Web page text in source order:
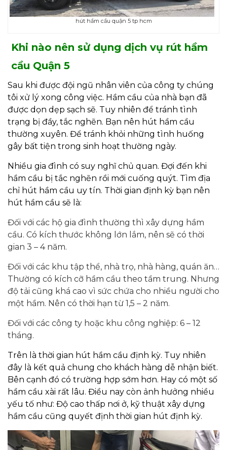
hút hầm cầu quận 5 tp hcm
Khi nào nên sử dụng dịch vụ rút hầm
cầu Quận 5
Sau khi được đội ngũ nhân viên của công ty chúng
tôi xử lý xong công việc. Hầm cầu của nhà bạn đã
được dọn dẹp sạch sẽ. Tuy nhiên để tránh tình
trạng bị đầy, tắc nghẽn. Bạn nên hút hầm cầu
thường xuyên. Để tránh khỏi những tình huống
gây bất tiện trong sinh hoạt thường ngày.
Nhiều gia đình có suy nghĩ chủ quan. Đợi đến khi
hầm cầu bị tắc nghẽn rồi mới cuống quýt. Tìm địa
chỉ hút hầm cầu uy tín. Thời gian định kỳ bạn nên
hút hầm cầu sẽ là:
Đối với các hộ gia đình thường thì xây dựng hầm
cầu. Có kích thước không lớn lắm, nên sẽ có thời
gian 3 – 4 năm.
Đối với các khu tập thể, nhà trọ, nhà hàng, quán ăn…
Thường có kích cỡ hầm cầu theo tầm trung. Nhưng
độ tải cũng khá cao vì sức chứa cho nhiều người cho
một hầm. Nên có thời hạn từ 1,5 – 2 năm.
Đối với các công ty hoặc khu công nghiệp: 6 – 12
tháng.
Trên là thời gian hút hầm cầu định kỳ. Tuy nhiên
đây là kết quả chung cho khách hàng dễ nhận biết.
Bên cạnh đó có trường hợp sớm hơn. Hay có một số
hầm cầu xài rất lâu. Điều nay còn ảnh hưởng nhiều
yếu tố như: Độ cao thấp nơi ở, kỹ thuật xây dựng
hầm cầu cũng quyết định thời gian hút định kỳ.